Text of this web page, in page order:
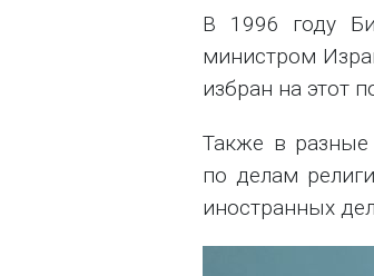
В 1996 году
министром
избран на этот
Также в разные
по делам
иностранных